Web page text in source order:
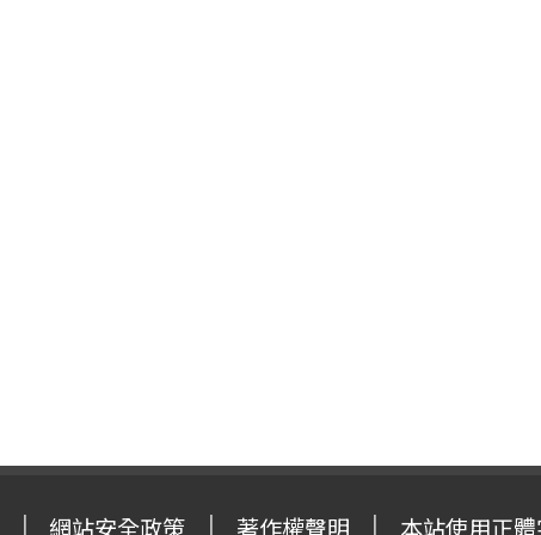
網站安全政策 著作權聲明 本站使用正